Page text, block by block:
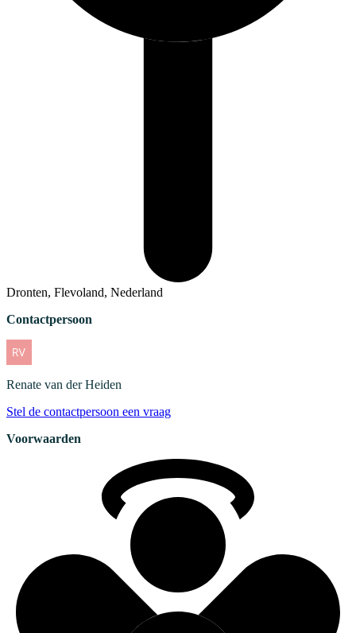
Dronten, Flevoland, Nederland
Contactpersoon
Renate van der Heiden
Stel de contactpersoon een vraag
Voorwaarden